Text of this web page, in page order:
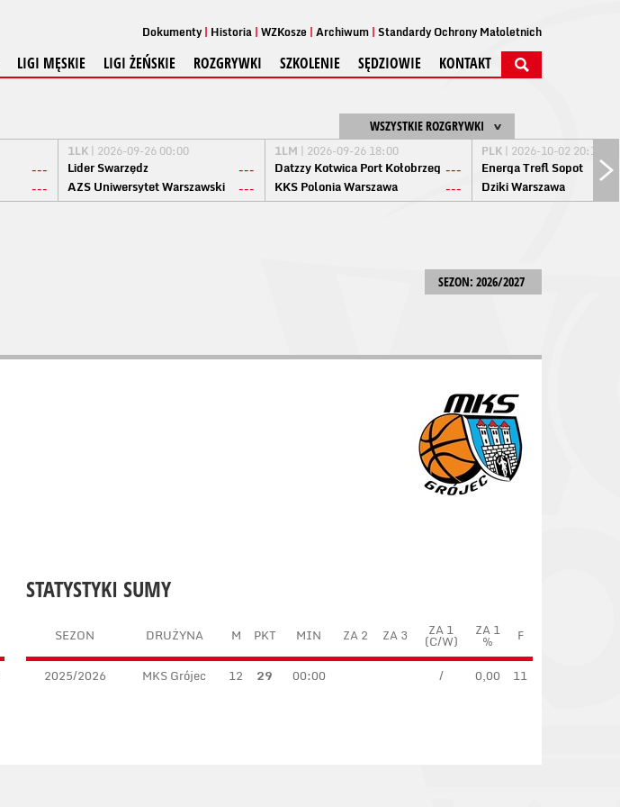
Dokumenty Historia WZKosze Archiwum Standardy Ochrony Małoletnich
LIGI MĘSKIE LIGI ŻEŃSKIE ROZGRYWKI SZKOLENIE SĘDZIOWIE KONTAKT
WSZYSTKIE ROZGRYWKI
---
---
1LK | 2026-09-26 00:00
Lider Swarzędz
---
AZS Uniwersytet Warszawski
---
1LM | 2026-09-26 18:00
Datzzy Kotwica Port Kołobrzeg ---
KKS Polonia Warszawa
---
PLK | 2026-10-02 20:15
Energa Trefl Sopot
Dziki Warszawa
SEZON: 2026/2027
STATYSTYKI SUMY
SEZON DRUŻYNA M PKT MIN ZA 2 ZA 3 ZA 1
(C/W)
ZA 1
% F
2025/2026 MKS Grójec 12 29 00:00 / 0,00 11